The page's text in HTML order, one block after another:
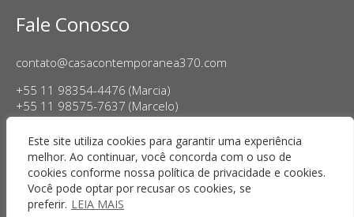
Este site utiliza cookies para garantir uma experiência
melhor. Ao continuar, você concorda com o uso de
cookies conforme nossa política de privacidade e cookies.
Você pode optar por recusar os cookies, se
preferir. LEIA MAIS
Fale Conosco
contato@casacontemporanea370.com
+55 11 98354-4476 (Marcia)
+55 11 98575-7637 (Marcelo)
Horário de Funcionamento:
Terça a sexta-feira, das 14h às 18h
Sábado das 11h às 17h